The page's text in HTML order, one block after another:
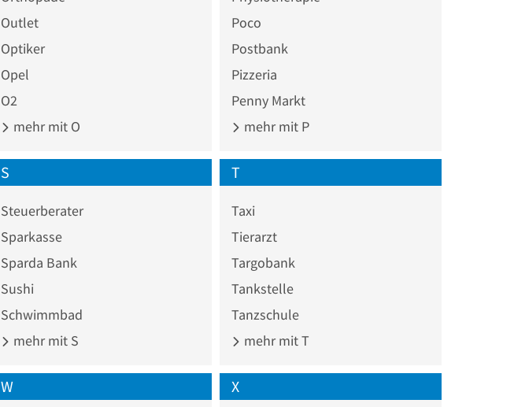
Outlet
Optiker
Opel
O2
mehr mit O
Poco
Postbank
Pizzeria
Penny Markt
mehr mit P
S
Steuerberater
Sparkasse
Sparda Bank
Sushi
Schwimmbad
mehr mit S
T
Taxi
Tierarzt
Targobank
Tankstelle
Tanzschule
mehr mit T
W X